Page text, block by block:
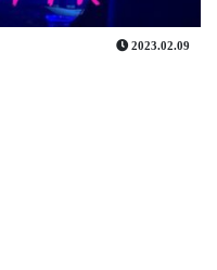
2023.02.09